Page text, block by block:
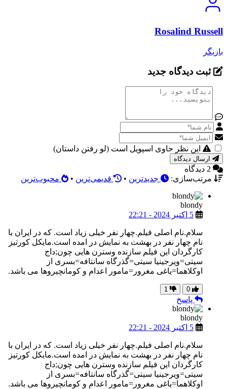
Rosalind Russell
بازیگر
ثبت دیدگاه جدید
این نظر حاوی اسپویل است (لو رفتن داستان)
2 دیدگاه
مرتب‌سازی:
جدیدترین • قدیمی‌ترین • محبوب‌ترین
blondy
5 اکتبر 2024 - 22:21
سلام.نام اصلی فیلم.چهار نفر خیلی زیاد است. که در ایران با
نام چهار نفر در بهشت به نمایش در امده است.مایکل کورتیز
کارگردان این فیلم سازنده وسترن هایی چون;داج
سیتی=ویرجینیا سیتی=گذرگاه سانتافه=بسری از
اوکلاهما=یاغی مغرور=مامور اعدام و کومانچیروها می باشد.
0
1
پاسخ
blondy
5 اکتبر 2024 - 22:21
سلام.نام اصلی فیلم.چهار نفر خیلی زیاد است. که در ایران با
نام چهار نفر در بهشت به نمایش در امده است.مایکل کورتیز
کارگردان این فیلم سازنده وسترن هایی چون;داج
سیتی=ویرجینیا سیتی=گذرگاه سانتافه=بسری از
اوکلاهما=یاغی مغرور=مامور اعدام و کومانچیروها می باشد.